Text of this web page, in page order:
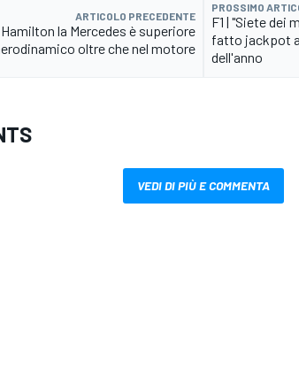
ARTICOLO PRECEDENTE
Hamilton la Mercedes è superiore
oltre che nel motore
PROSSIMO
F1 | "Siete dei
fatto jackpot
dell'anno
VEDI DI PIÙ E COMMENTA